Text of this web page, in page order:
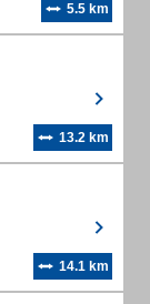
5.5 km
13.2 km
14.1 km